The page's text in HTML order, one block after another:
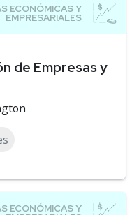
de Empresas y